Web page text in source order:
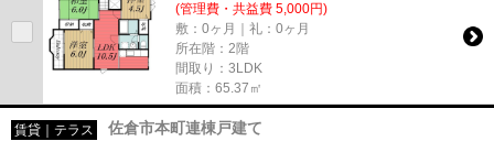
(管理費・共益費 5,000円)
敷：0ヶ月｜礼：0ヶ月
所在階：2階
間取り：3LDK
面積：65.37㎡
賃貸｜テラス 佐倉市本町連棟戸建て